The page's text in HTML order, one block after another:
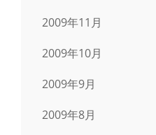
2009年11月
2009年10月
2009年9月
2009年8月